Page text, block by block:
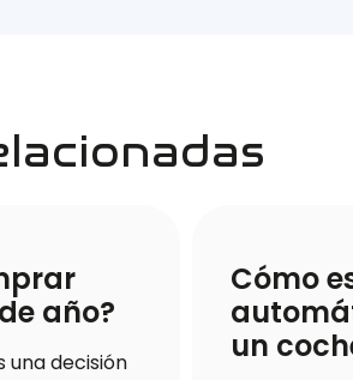
año?
una decisión
Cómo
un